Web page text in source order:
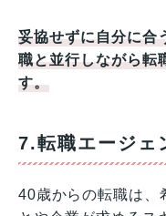
妥協せずに自分に合
職と並行しながら転
す。
7.転職エージェ
40歳からの転職は、